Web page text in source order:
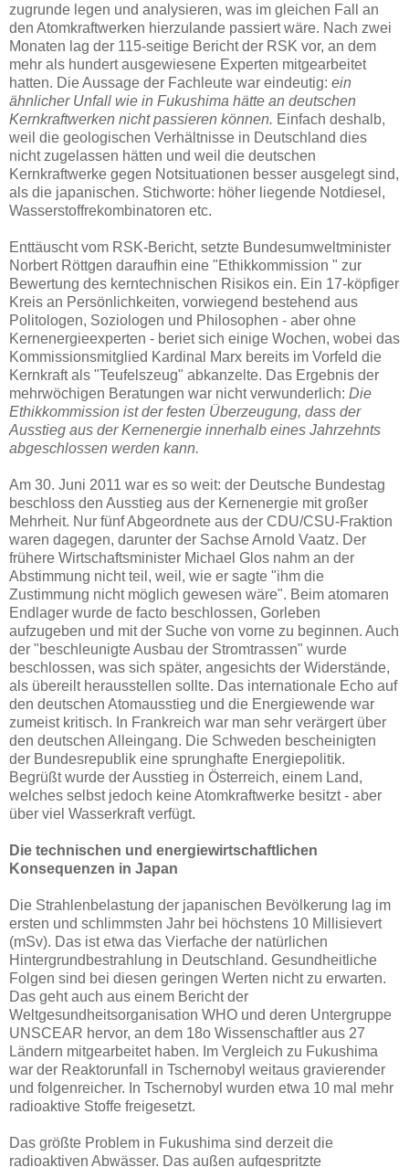
zugrunde legen und analysieren, was im gleichen Fall an
den Atomkraftwerken hierzulande passiert wäre. Nach zwei
Monaten lag der 115-seitige Bericht der RSK vor, an dem
mehr als hundert ausgewiesene Experten mitgearbeitet
hatten. Die Aussage der Fachleute war eindeutig: ein
ähnlicher Unfall wie in Fukushima hätte an deutschen
Kernkraftwerken nicht passieren können. Einfach deshalb,
weil die geologischen Verhältnisse in Deutschland dies
nicht zugelassen hätten und weil die deutschen
Kernkraftwerke gegen Notsituationen besser ausgelegt sind,
als die japanischen. Stichworte: höher liegende Notdiesel,
Wasserstoffrekombinatoren etc.
Enttäuscht vom RSK-Bericht, setzte Bundesumweltminister
Norbert Röttgen daraufhin eine "Ethikkommission " zur
Bewertung des kerntechnischen Risikos ein. Ein 17-köpfiger
Kreis an Persönlichkeiten, vorwiegend bestehend aus
Politologen, Soziologen und Philosophen - aber ohne
Kernenergieexperten - beriet sich einige Wochen, wobei das
Kommissionsmitglied Kardinal Marx bereits im Vorfeld die
Kernkraft als "Teufelszeug" abkanzelte. Das Ergebnis der
mehrwöchigen Beratungen war nicht verwunderlich: Die
Ethikkommission ist der festen Überzeugung, dass der
Ausstieg aus der Kernenergie innerhalb eines Jahrzehnts
abgeschlossen werden kann.
Am 30. Juni 2011 war es so weit: der Deutsche Bundestag
beschloss den Ausstieg aus der Kernenergie mit großer
Mehrheit. Nur fünf Abgeordnete aus der CDU/CSU-Fraktion
waren dagegen, darunter der Sachse Arnold Vaatz. Der
frühere Wirtschaftsminister Michael Glos nahm an der
Abstimmung nicht teil, weil, wie er sagte "ihm die
Zustimmung nicht möglich gewesen wäre". Beim atomaren
Endlager wurde de facto beschlossen, Gorleben
aufzugeben und mit der Suche von vorne zu beginnen. Auch
der "beschleunigte Ausbau der Stromtrassen" wurde
beschlossen, was sich später, angesichts der Widerstände,
als übereilt herausstellen sollte. Das internationale Echo auf
den deutschen Atomausstieg und die Energiewende war
zumeist kritisch. In Frankreich war man sehr verärgert über
den deutschen Alleingang. Die Schweden bescheinigten
der Bundesrepublik eine sprunghafte Energiepolitik.
Begrüßt wurde der Ausstieg in Österreich, einem Land,
welches selbst jedoch keine Atomkraftwerke besitzt - aber
über viel Wasserkraft verfügt.
Die technischen und energiewirtschaftlichen
Konsequenzen in Japan
Die Strahlenbelastung der japanischen Bevölkerung lag im
ersten und schlimmsten Jahr bei höchstens 10 Millisievert
(mSv). Das ist etwa das Vierfache der natürlichen
Hintergrundbestrahlung in Deutschland. Gesundheitliche
Folgen sind bei diesen geringen Werten nicht zu erwarten.
Das geht auch aus einem Bericht der
Weltgesundheitsorganisation WHO und deren Untergruppe
UNSCEAR hervor, an dem 18o Wissenschaftler aus 27
Ländern mitgearbeitet haben. Im Vergleich zu Fukushima
war der Reaktorunfall in Tschernobyl weitaus gravierender
und folgenreicher. In Tschernobyl wurden etwa 10 mal mehr
radioaktive Stoffe freigesetzt.
Das größte Problem in Fukushima sind derzeit die
radioaktiven Abwässer. Das außen aufgespritzte